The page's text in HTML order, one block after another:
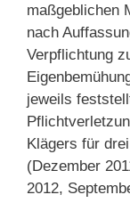
maßgeblichen
nach
Verpflichtung
jeweils
Klägers für
(Dezember
2012,